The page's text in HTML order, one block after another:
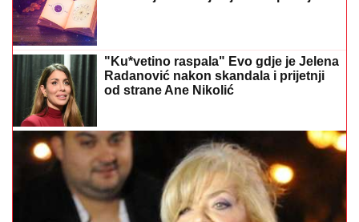
od strane Ane Nikolić